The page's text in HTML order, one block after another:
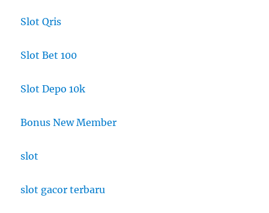
Slot Qris
Slot Bet 100
Slot Depo 10k
Bonus New Member
slot
slot gacor terbaru